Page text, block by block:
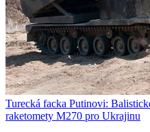
Turecká facka Putinovi:
raketomety M270 pro Ukrajinu